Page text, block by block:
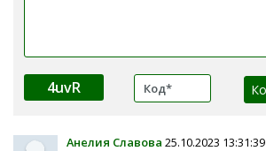
4uvR
Анелия Славова 25.10.2023 13:31:39